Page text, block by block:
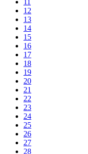
11
12
13
14
15
16
17
18
19
20
21
22
23
24
25
26
27
28